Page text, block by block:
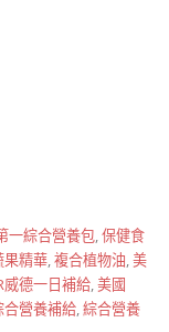
一綜合營養包,保健食
果精華,複合植物油,美
威德一日補給,美國
合營養補給,綜合營養